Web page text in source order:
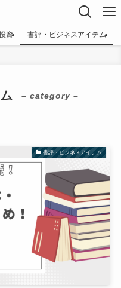
資 書評・ビジネスアイテム
– category –
書評・ビジネスアイテム